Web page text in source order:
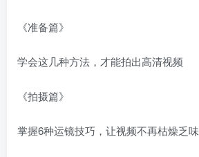
《准备篇》
学会这几种方法，才能拍出高清视频
《拍摄篇》
掌握6种运镜技巧，让视频不再枯燥乏味